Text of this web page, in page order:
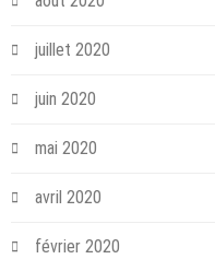
juillet 2020
juin 2020
mai 2020
avril 2020
février 2020